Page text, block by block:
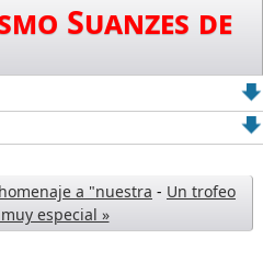
Suanzes de
a "nuestra - Un trofeo
muy especial »